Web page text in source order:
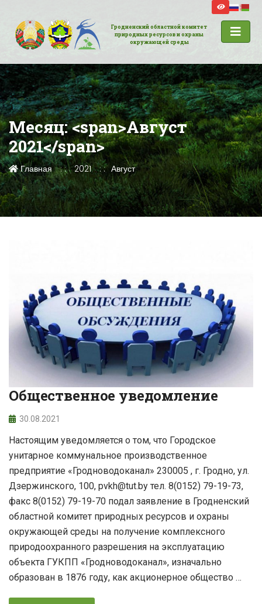
Гродненский областной комитет
природных ресурсов и охраны
окружающей среды
Месяц: <span>Август
2021</span>
Главная 2021 Август
Общественное уведомление
30.08.2021
Настоящим уведомляется о том, что Городское
унитарное коммунальное производственное
предприятие «Гродноводоканал» 230005 , г. Гродно, ул.
Дзержинского, 100, pvkh@tut.by тел. 8(0152) 79-19-73,
факс 8(0152) 79-19-70 подал заявление в Гродненский
областной комитет природных ресурсов и охраны
окружающей среды на получение комплексного
природоохранного разрешения на эксплуатацию
объекта ГУКПП «Гродноводоканал», изначально
образован в 1876 году, как акционерное общество …